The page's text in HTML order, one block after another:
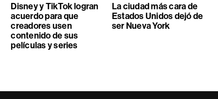
Disney y TikTok logran
acuerdo para que
creadores usen
contenido de sus
películas y series
La ciudad más cara de
Estados Unidos dejó de
ser Nueva York